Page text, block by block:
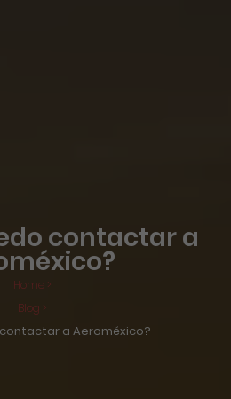
contactar a
Home >
Blog >
a Aeroméxico?